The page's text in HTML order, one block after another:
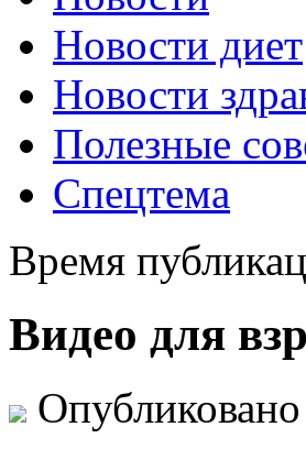
Новости диет
Новости
Полезные
Спецтема
Время
Видео для